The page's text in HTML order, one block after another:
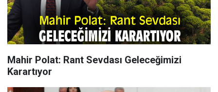
Mahir Polat: Rant Sevdası Geleceğimizi
Karartıyor